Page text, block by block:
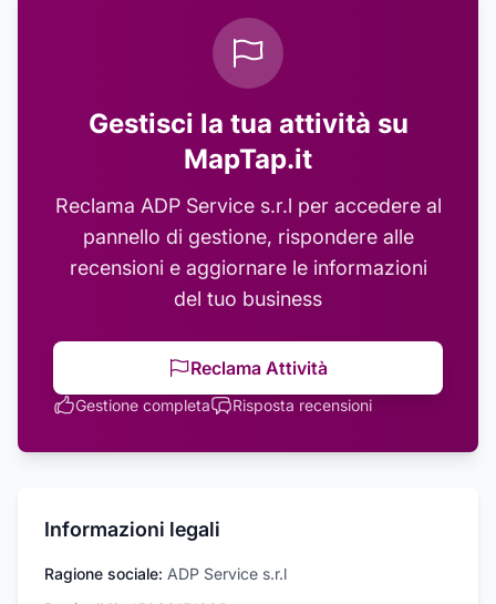
Gestisci la tua attività su
MapTap.it
Reclama ADP Service s.r.l per accedere al
pannello di gestione, rispondere alle
recensioni e aggiornare le informazioni
del tuo business
Reclama Attività
Gestione completa Risposta recensioni
Informazioni legali
Ragione sociale: ADP Service s.r.l